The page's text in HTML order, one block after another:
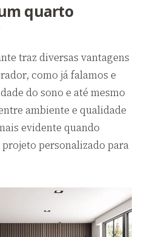
quarto
traz diversas vantagens
como já falamos e
do sono e até mesmo
ambiente e qualidade
evidente quando
personalizado para